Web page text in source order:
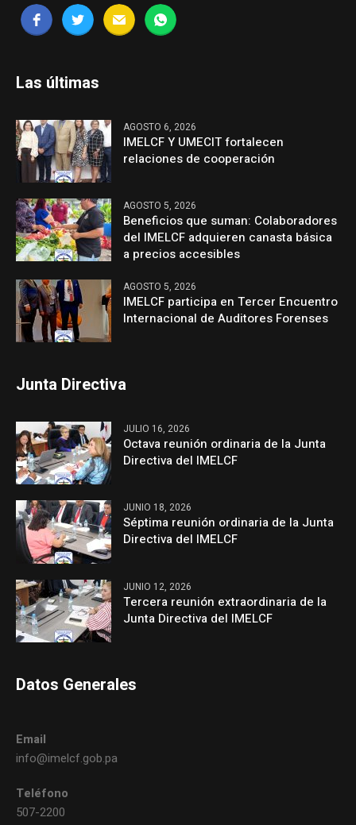
Las últimas
AGOSTO 6, 2026
IMELCF Y UMECIT fortalecen
relaciones de cooperación
AGOSTO 5, 2026
Beneficios que suman: Colaboradores
del IMELCF adquieren canasta básica
a precios accesibles
AGOSTO 5, 2026
IMELCF participa en Tercer Encuentro
Internacional de Auditores Forenses
Junta Directiva
JULIO 16, 2026
Octava reunión ordinaria de la Junta
Directiva del IMELCF
JUNIO 18, 2026
Séptima reunión ordinaria de la Junta
Directiva del IMELCF
JUNIO 12, 2026
Tercera reunión extraordinaria de la
Junta Directiva del IMELCF
Datos Generales
Email
info@imelcf.gob.pa
Teléfono
507-2200